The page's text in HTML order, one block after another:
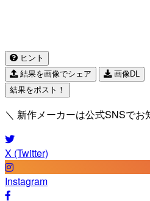
ヒント
結果を画像でシェア
画像DL
結果をポスト！
＼ 新作メーカーは公式SNSでお
X (Twitter)
Instagram